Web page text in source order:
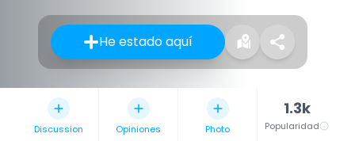
He estado aquí
Discussion Opiniones Photo
1.3k
Popularidad